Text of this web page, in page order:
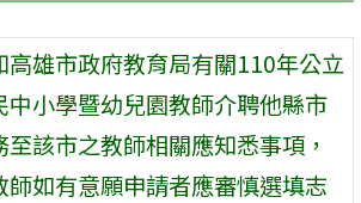
高雄市政府教育局有關110年公立
中小學暨幼兒園教師介聘他縣市
至該市之教師相關應知悉事項，
師如有意願申請者應審慎選填志